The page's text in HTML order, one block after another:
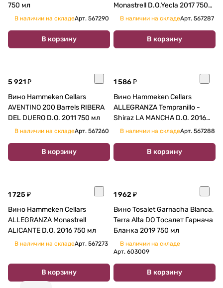
750 мл
В наличии на складеАрт. 567290
В корзину
Monastrell D.O.Yecla 2017 750
млВ наличии на складеАрт. 567287
В корзину
5 921 ₽
Вино Hammeken Cellars
AVENTINO 200 Barrels RIBERA
DEL DUERO D.O. 2011 750 мл
В наличии на складеАрт. 567260
В корзину
1 586 ₽
Вино Hammeken Cellars
ALLEGRANZA Tempranillo -
Shiraz LA MANCHA D.O. 2016
750 мл
В наличии на складеАрт. 567288
В корзину
1 725 ₽
Вино Hammeken Cellars
ALLEGRANZA Monastrell
ALICANTE D.O. 2016 750 мл
В наличии на складеАрт. 567273
В корзину
1 962 ₽
Вино Tosalet Garnacha Blanca,
Terra Alta DO Тосалет Гарнача
Бланка 2019 750 мл
В наличии на складе
Арт. 603009
В корзину